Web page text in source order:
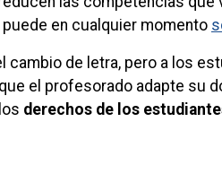
en cualquier momento
de letra, pero a los
el profesorado adapte su
derechos de los